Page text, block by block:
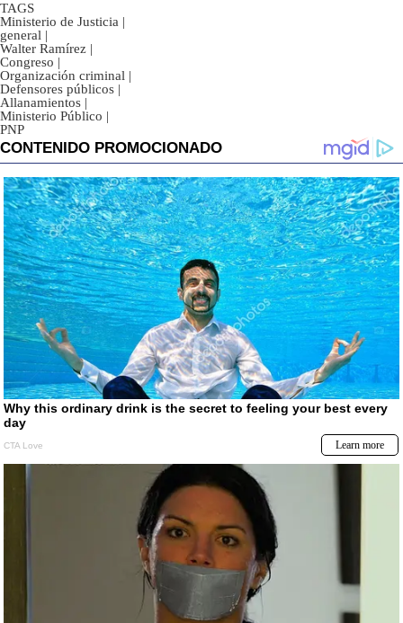
TAGS
Ministerio de Justicia |
general |
Walter Ramírez |
Congreso |
Organización criminal |
Defensores públicos |
Allanamientos |
Ministerio Público |
PNP